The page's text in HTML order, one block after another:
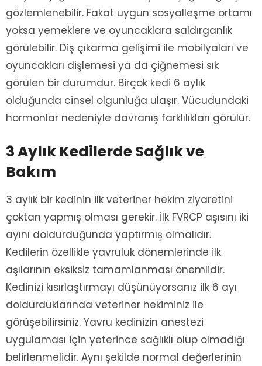
gözlemlenebilir. Fakat uygun sosyalleşme ortamı
yoksa yemeklere ve oyuncaklara saldırganlık
görülebilir. Diş çıkarma gelişimi ile mobilyaları ve
oyuncakları dişlemesi ya da çiğnemesi sık
görülen bir durumdur. Birçok kedi 6 aylık
olduğunda cinsel olgunluğa ulaşır. Vücudundaki
hormonlar nedeniyle davranış farklılıkları görülür.
3 Aylık Kedilerde Sağlık ve
Bakım
3 aylık bir kedinin ilk veteriner hekim ziyaretini
çoktan yapmış olması gerekir. İlk FVRCP aşısını iki
ayını doldurduğunda yaptırmış olmalıdır.
Kedilerin özellikle yavruluk dönemlerinde ilk
aşılarının eksiksiz tamamlanması önemlidir.
Kedinizi kısırlaştırmayı düşünüyorsanız ilk 6 ayı
doldurduklarında veteriner hekiminiz ile
görüşebilirsiniz. Yavru kedinizin anestezi
uygulaması için yeterince sağlıklı olup olmadığı
belirlenmelidir. Aynı şekilde normal değerlerinin